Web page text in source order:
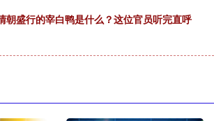
朝盛行的宰白鸭是什么？这位官员听完直呼